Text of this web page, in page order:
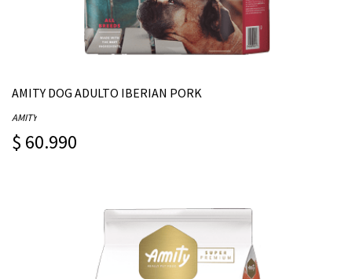
AMITY DOG ADULTO IBERIAN PORK
AMITY
$ 60.990